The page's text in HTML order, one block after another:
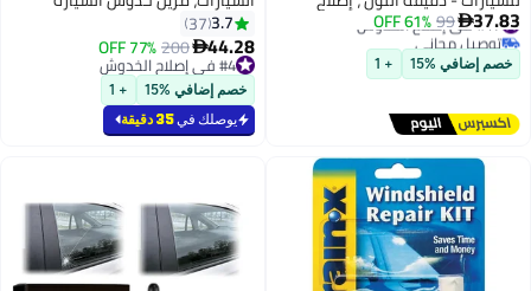
الخدش المهني للسيارات ، إزالة
الخدش التلقائي الدائمة ، التجفيف
السريع ، سهلة الاستخدام ، آمنة
وغير سامة (أبيض)
37.83
99
61% OFF #17 في إصلاح الخدوش
توصيل مجاني
#17 في إصلاح الخدوش
خصم إضافي %15 + 1
العميق بسرعة وسهولة، إصلاح
إصلاح السيارات لإزالة خدوش السيارة
3.7
37
44.28
200
77% OFF
#4 في إصلاح الخدوش
#4 في إصلاح الخدوش
خصم إضافي %15 + 1
يوصلك في35 دقيقة